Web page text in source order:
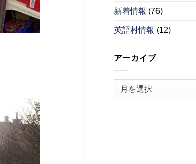
新着情報 (76)
英語村情報 (12)
アーカイブ